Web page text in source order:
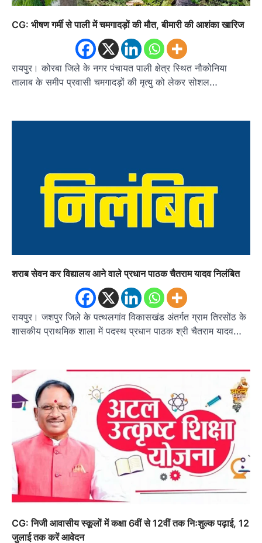
CG: भीषण गर्मी से पाली में चमगादड़ों की मौत, बीमारी की आशंका खारिज
रायपुर। कोरबा जिले के नगर पंचायत पाली क्षेत्र स्थित नौकोनिया
तालाब के समीप प्रवासी चमगादड़ों की मृत्यु को लेकर सोशल…
शराब सेवन कर विद्यालय आने वाले प्रधान पाठक चैतराम यादव निलंबित
रायपुर। जशपुर जिले के पत्थलगांव विकासखंड अंतर्गत ग्राम तिरसोंठ के
शासकीय प्राथमिक शाला में पदस्थ प्रधान पाठक श्री चैतराम यादव…
CG: निजी आवासीय स्कूलों में कक्षा 6वीं से 12वीं तक निःशुल्क पढ़ाई, 12
जुलाई तक करें आवेदन